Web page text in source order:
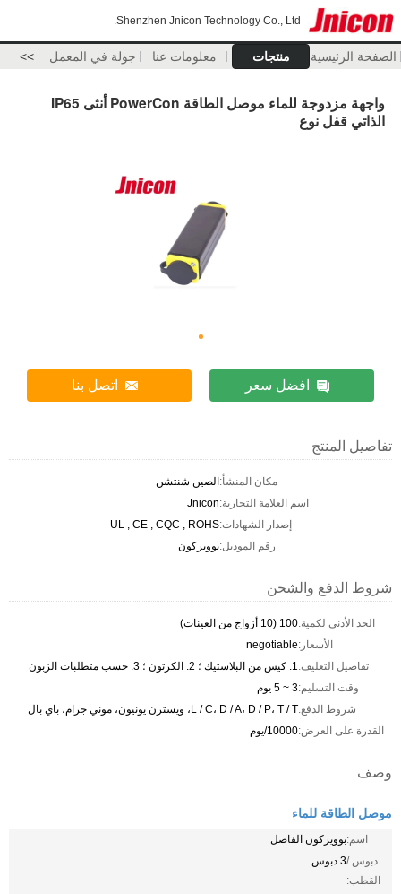
Shenzhen Jnicon Technology Co., Ltd.
الصفحة الرئيسية منتجات معلومات عنا جولة في المعمل >>
واجهة مزدوجة للماء موصل الطاقة PowerCon أنثى IP65
الذاتي قفل نوع
افضل سعر اتصل بنا
تفاصيل المنتج
مكان المنشأ:الصين شنتشن
اسم العلامة التجارية:Jnicon
إصدار الشهادات:UL , CE , CQC , ROHS
رقم الموديل:بوويركون
شروط الدفع والشحن
الحد الأدنى لكمية:100 (10 أزواج من العينات)
الأسعار:negotiable
تفاصيل التغليف:1. كيس من البلاستيك ؛ 2. الكرتون ؛ 3. حسب متطلبات الزبون
وقت التسليم:3 ~ 5 يوم
شروط الدفع:L / C، D / A، D / P، T / T، ويسترن يونيون، موني جرام، باي بال
القدرة على العرض:10000/يوم
وصف
موصل الطاقة للماء
اسم:بوويركون الفاصل
دبوس /
القطب:
3 دبوس